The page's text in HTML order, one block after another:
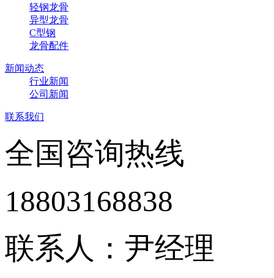
轻钢龙骨
异型龙骨
C型钢
龙骨配件
新闻动态
行业新闻
公司新闻
联系我们
全国咨询热线
18803168838
联系人：尹经理